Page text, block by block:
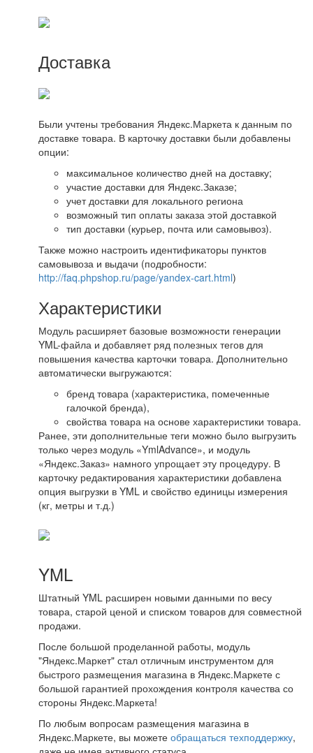
Доставка
Были учтены требования Яндекс.Маркета к данным по
доставке товара. В карточку доставки были добавлены
опции:
максимальное количество дней на доставку;
участие доставки для Яндекс.Заказе;
учет доставки для локального региона
возможный тип оплаты заказа этой доставкой
тип доставки (курьер, почта или самовывоз).
Также можно настроить идентификаторы пунктов
самовывоза и выдачи (подробности:
http://faq.phpshop.ru/page/yandex-cart.html)
Характеристики
Модуль расширяет базовые возможности генерации
YML-файла и добавляет ряд полезных тегов для
повышения качества карточки товара. Дополнительно
автоматически выгружаются:
бренд товара (характеристика, помеченные
галочкой бренда),
свойства товара на основе характеристики товара.
Ранее, эти дополнительные теги можно было выгрузить
только через модуль «YmlAdvance», и модуль
«Яндекс.Заказ» намного упрощает эту процедуру. В
карточку редактирования характеристики добавлена
опция выгрузки в YML и свойство единицы измерения
(кг, метры и т.д.)
YML
Штатный YML расширен новыми данными по весу
товара, старой ценой и списком товаров для совместной
продажи.
После большой проделанной работы, модуль
"Яндекс.Маркет" стал отличным инструментом для
быстрого размещения магазина в Яндекс.Маркете с
большой гарантией прохождения контроля качества со
стороны Яндекс.Маркета!
По любым вопросам размещения магазина в
Яндекс.Маркете, вы можете обращаться техподдержку,